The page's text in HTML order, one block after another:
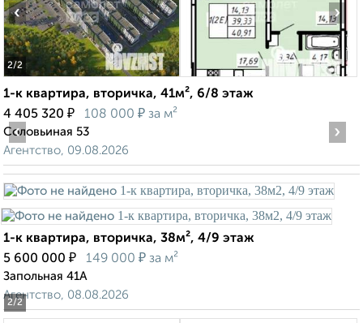
2/2
‹ ›
1-к квартира, вторичка, 41м², 6/8 этаж
4 405 320 ₽ 108 000 ₽ за м²
Соловьиная 53
Агентство, 09.08.2026
2/2
‹ ›
1-к квартира, вторичка, 38м², 4/9 этаж
5 600 000 ₽ 149 000 ₽ за м²
Запольная 41А
Агентство, 08.08.2026